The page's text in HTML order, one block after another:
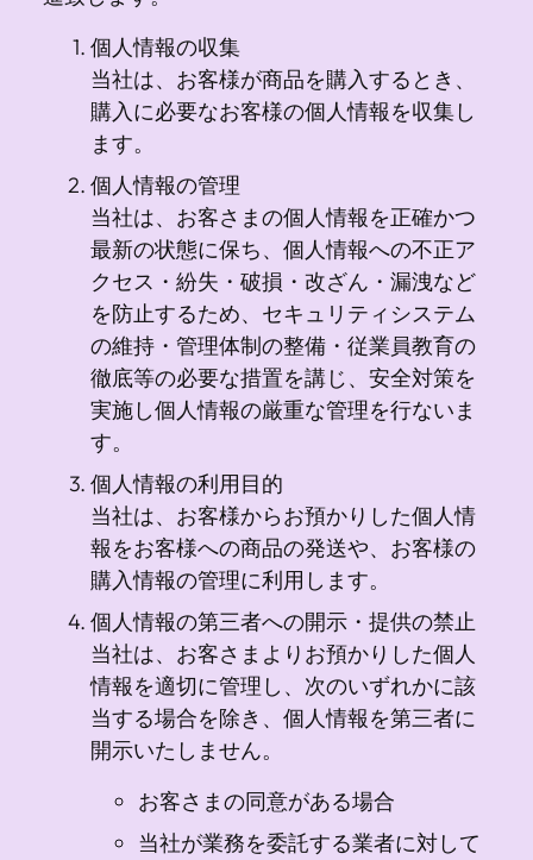
個人情報の収集
当社は、お客様が商品を購入するとき、
購入に必要なお客様の個人情報を収集し
ます。
個人情報の管理
当社は、お客さまの個人情報を正確かつ
最新の状態に保ち、個人情報への不正ア
クセス・紛失・破損・改ざん・漏洩など
を防止するため、セキュリティシステム
の維持・管理体制の整備・従業員教育の
徹底等の必要な措置を講じ、安全対策を
実施し個人情報の厳重な管理を行ないま
す。
個人情報の利用目的
当社は、お客様からお預かりした個人情
報をお客様への商品の発送や、お客様の
購入情報の管理に利用します。
個人情報の第三者への開示・提供の禁止
当社は、お客さまよりお預かりした個人
情報を適切に管理し、次のいずれかに該
当する場合を除き、個人情報を第三者に
開示いたしません。
お客さまの同意がある場合
当社が業務を委託する業者に対して